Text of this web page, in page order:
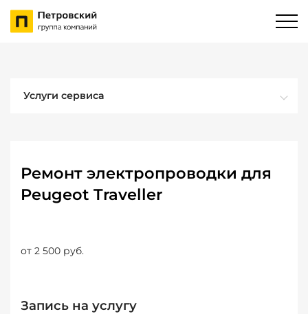
Услуги сервиса
Ремонт электропроводки для
Peugeot Traveller
от 2 500 руб.
Запись на услугу